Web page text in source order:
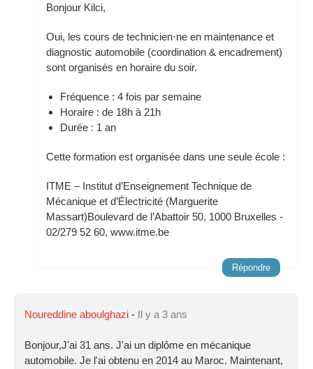
Bonjour Kilci,
Oui, les cours de technicien·ne en maintenance et
diagnostic automobile (coordination & encadrement)
sont organisés en horaire du soir.
Fréquence : 4 fois par semaine
Horaire : de 18h à 21h
Durée : 1 an
Cette formation est organisée dans une seule école :
ITME – Institut d’Enseignement Technique de
Mécanique et d’Électricité (Marguerite
Massart)Boulevard de l’Abattoir 50, 1000 Bruxelles -
02/279 52 60, www.itme.be
Répondre
Noureddine aboulghazi - Il y a 3 ans
Bonjour,J'ai 31 ans. J'ai un diplôme en mécanique
automobile. Je l'ai obtenu en 2014 au Maroc. Maintenant,